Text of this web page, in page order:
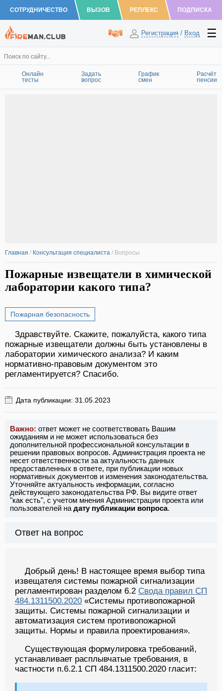
СОТРУДНИЧЕСТВО ВЫЗОВ РЕПЛЕКС ПОДПИСКА
Регистрация / Вход
Онлайн
тесты
Задать
вопрос
График
смен
Расчёт
пенсии
Главная / Консультация специалиста / Вопросы
Пожарные извещатели в химической
лаборатории какого типа?
Пожарная безопасность
Здравствуйте. Скажите, пожалуйста, какого типа
пожарные извещатели должны быть установлены в
лаборатории химического анализа? И каким
нормативно-правовым документом это
регламентируется? Спасибо.
Дата публикации: 31.05.2023
Важно: ответ может не соответствовать Вашим
ожиданиям и не может использоваться без
дополнительной профессиональной консультации в
решении правовых вопросов. Администрация проекта не
несет ответственности за актуальность данных
предоставленных в ответе, при публикации новых
нормативных документов и изменения законодательства.
Уточняйте актуальность информации, согласно
действующего законодательства РФ. Вы видите ответ
"как есть", с учетом мнения Администрации проекта или
пользователей на дату публикации вопроса.
Ответ на вопрос
Добрый день! В настоящее время выбор типа
извещателя системы пожарной сигнализации
регламентирован разделом 6.2 Свода правил СП
484.1311500.2020 «Системы противопожарной
защиты. Системы пожарной сигнализации и
автоматизация систем противопожарной
защиты. Нормы и правила проектирования».
Cуществующая формулировка требований,
устанавливает расплывчатые требования, в
частности п.6.2.1 СП 484.1311500.2020 гласит: